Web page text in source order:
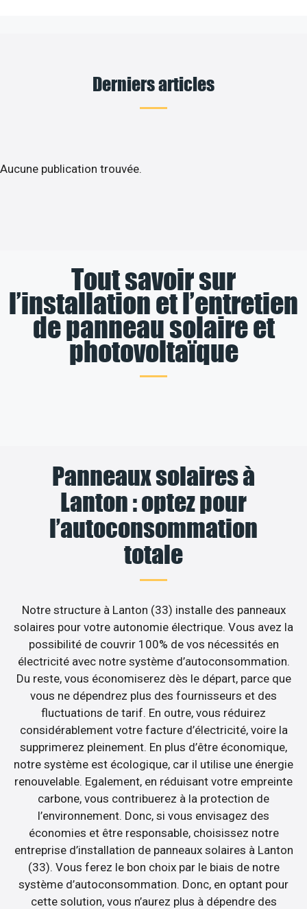
Derniers articles
Aucune publication trouvée.
Tout savoir sur
l’installation et l’entretien
de panneau solaire et
photovoltaïque
Panneaux solaires à
Lanton : optez pour
l’autoconsommation
totale
Notre structure à Lanton (33) installe des panneaux
solaires pour votre autonomie électrique. Vous avez la
possibilité de couvrir 100% de vos nécessités en
électricité avec notre système d’autoconsommation.
Du reste, vous économiserez dès le départ, parce que
vous ne dépendrez plus des fournisseurs et des
fluctuations de tarif. En outre, vous réduirez
considérablement votre facture d’électricité, voire la
supprimerez pleinement. En plus d’être économique,
notre système est écologique, car il utilise une énergie
renouvelable. Egalement, en réduisant votre empreinte
carbone, vous contribuerez à la protection de
l’environnement. Donc, si vous envisagez des
économies et être responsable, choisissez notre
entreprise d’installation de panneaux solaires à Lanton
(33). Vous ferez le bon choix par le biais de notre
système d’autoconsommation. Donc, en optant pour
cette solution, vous n’aurez plus à dépendre des